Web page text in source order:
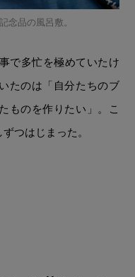
念品の風呂敷。
で多忙を極めていたけ
たのは「自分たちのブ
ものを作りたい」。こ
つはじまった。